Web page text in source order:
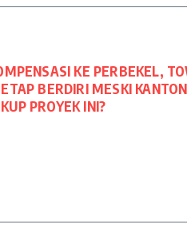
KE PERBEKEL,
BERDIRI MESKI
PROYEK INI?